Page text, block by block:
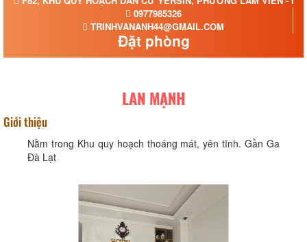
0977985326
TRINHVANANH44@GMAIL.COM
Đặt phòng
LAN MẠNH
Giới thiệu
Nằm trong Khu quy hoạch thoáng mát, yên tĩnh. Gần Ga
Đà Lạt